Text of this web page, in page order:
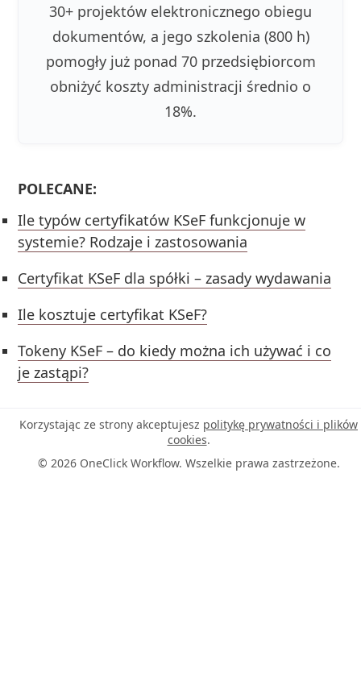
30+ projektów elektronicznego obiegu
dokumentów, a jego szkolenia (800 h)
pomogły już ponad 70 przedsiębiorcom
obniżyć koszty administracji średnio o
18%.
POLECANE:
Ile typów certyfikatów KSeF funkcjonuje w
systemie? Rodzaje i zastosowania
Certyfikat KSeF dla spółki – zasady wydawania
Ile kosztuje certyfikat KSeF?
Tokeny KSeF – do kiedy można ich używać i co
je zastąpi?
Korzystając ze strony akceptujesz politykę prywatności i plików
cookies.
© 2026 OneClick Workflow. Wszelkie prawa zastrzeżone.